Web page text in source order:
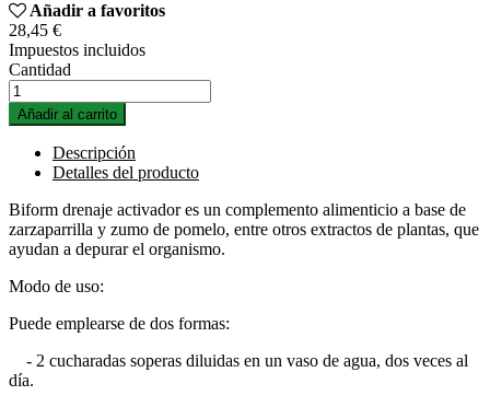
Añadir a favoritos
28,45 €
Impuestos incluidos
Cantidad
Añadir al carrito
Descripción
Detalles del producto
Biform drenaje activador es un complemento alimenticio a base de
zarzaparrilla y zumo de pomelo, entre otros extractos de plantas, que
ayudan a depurar el organismo.
Modo de uso:
Puede emplearse de dos formas:
- 2 cucharadas soperas diluidas en un vaso de agua, dos veces al
día.